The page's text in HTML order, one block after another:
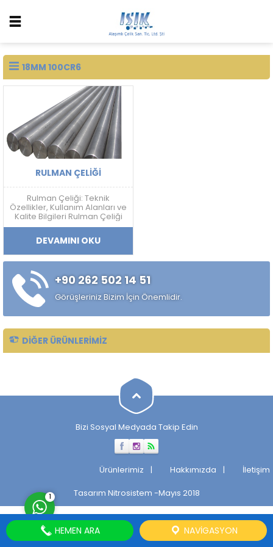
18MM 100CR6
RULMAN ÇELIĞI
Rulman Çeliği: Teknik
Özellikler, Kullanım Alanları ve
Kalite Bilgileri Rulman Çeliği
Nedir? Rulman çeliği; yüksek
sertlik, aşınma dayanımı,
yorulma direnci ve boyutsal
kararlılık gerektiren
uygulamalarda kullanılan
yüksek karbonlu krom
alaşımlı özel çelik türüdür.
Özellikle rulman, bilya,
makaralı rulman elemanları,
DEVAMINI OKU
+90 262 502 14 51
Görüşleriniz Bizim İçin Önemlidir.
DIĞER ÜRÜNLERIMIZ
Bizi Sosyal Medyada Takip Edin
Ürünlerimiz Hakkımızda
İletişim
Tasarım Nitrosistem -Mayıs 2018
Cevap Yaz
1
HEMEN ARA NAVIGASYON